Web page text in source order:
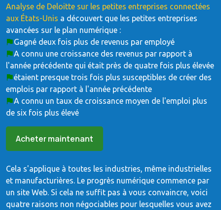
Analyse de Deloitte sur les petites entreprises connectées
aux États-Unis a découvert que les petites entreprises
avancées sur le plan numérique :
Gagné deux fois plus de revenus par employé
A connu une croissance des revenus par rapport à
l'année précédente qui était près de quatre fois plus élevée
étaient presque trois fois plus susceptibles de créer des
emplois par rapport à l'année précédente
A connu un taux de croissance moyen de l'emploi plus
de six fois plus élevé
Acheter maintenant
Cela s'applique à toutes les industries, même industrielles
et manufacturières. Le progrès numérique commence par
un site Web. Si cela ne suffit pas à vous convaincre, voici
quatre raisons non négociables pour lesquelles vous avez